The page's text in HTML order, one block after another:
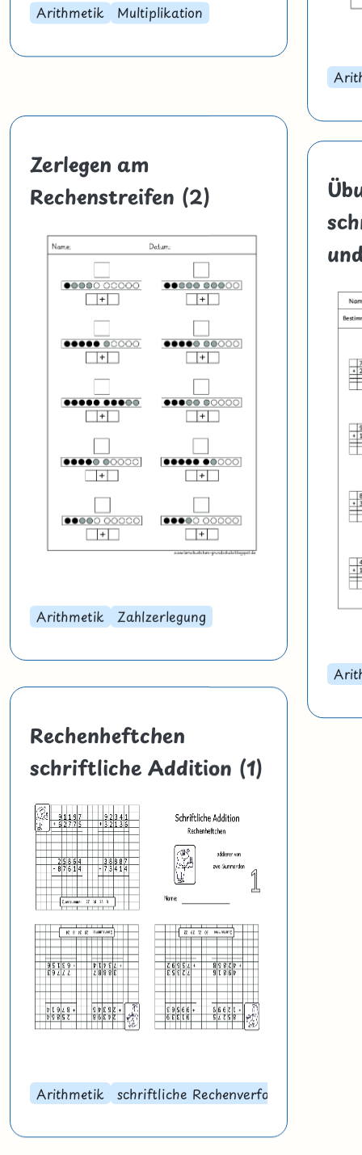
Arithmetik Multiplikation
Zerlegen am
Rechenstreifen (2)
Arithmetik Zahlzerlegung
Rechenheftchen
schriftliche Addition (1)
Arithmetik schriftliche Rechenverfahren